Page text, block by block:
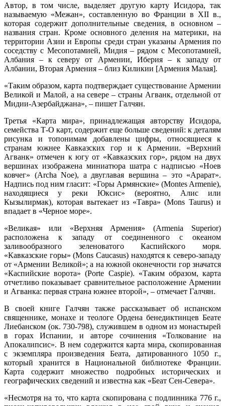
Автор, в том числе, выделяет другую карту Исидора, так
называемую «Межан», составленную во Франции в XII в.,
которая содержит дополнительные сведения, в основном –
названия стран. Кроме основного деления на материки, на
территории Азии и Европы среди стран указаны Армения по
соседству с Месопотамией, Мидия – рядом с Месопотамией,
Албания – к северу от Армении, Иберия – к западу от
Албании, Вторая Армения – близ Киликии [Армения Малая].
«Таким образом, карта подтверждает существование Армении
Великой и Малой, а на севере – страны Агванк, отдельной от
Мидии-Азербайджана», – пишет Галчян.
Третья «Карта мира», принадлежащая авторству Исидора,
семейства Т-О карт, содержит еще больше сведений: к деталям
рисунка и топонимам добавлены цифры, относящиеся к
странам южнее Кавказских гор и к Армении. «Верхний
Агванк» отмечен к югу от «Кавказских гор», рядом на двух
вершинах изображена миниатюра шатра с надписью «Ноев
ковчег» (Archa Noe), а двуглавая вершина – это «Арарат».
Надпись под ним гласит: «Горы Армянские» (Montes Armenie),
находящиеся у реки Юксис» (вероятно, Алис или
Кызылирмак), которая вытекает из «Тавра» (Mons Taurus) и
впадает в «Черное море».
«Великая» или «Верхняя Армения» (Armenia Superior)
расположена к западу от соединенного с океаном
заливообразного зеленоватого Каспийского моря.
«Кавказские горы» (Mons Caucasus) находятся к северо-западу
от «Армении Великой»; а на южной оконечности гор значатся
«Каспийские ворота» (Porte Caspie). «Таким образом, карта
отчетливо показывает сравнительное расположение Армении
и Агванка: первая страна южнее второй», – отмечает Галчян.
В своей книге Галчян также рассказывает об испанском
священнике, монахе и теологе Ордена бенедиктинцев Беате
Лиебанском (ок. 730-798), служившем в одном из монастырей
в горах Испании, и авторе сочинения «Толкование на
Апокалипсис». В нем содержится карта мира, скопированная
с экземпляра произведения Беата, датированного 1050 г.,
который хранится в Национальной библиотеке Франции.
Карта содержит множество подробных исторических и
географических сведений и известна как «Беат Сен-Севера».
«Несмотря на то, что карта скопирована с подлинника 776 г.,